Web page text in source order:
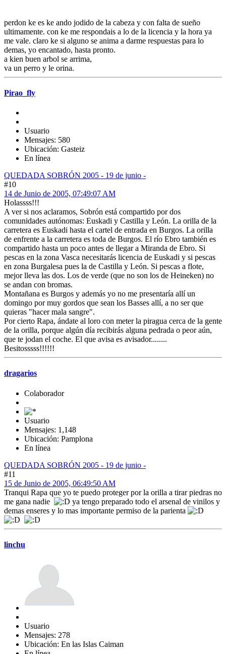
perdon ke es ke ando jodido de la cabeza y con falta de sueño
ultimamente. con ke me respondais a lo de la licencia y la hora ya
me vale. claro ke si alguno se anima a darme respuestas para lo
demas, yo encantado, hasta pronto.
a kien buen arbol se arrima,
va un perro y le orina.
Pirao_fly
Usuario
Mensajes: 580
Ubicación: Gasteiz
En línea
QUEDADA SOBRÓN 2005 - 19 de junio -
#10
14 de Junio de 2005, 07:49:07 AM
Holassss!!!
A ver si nos aclaramos, Sobrón está compartido por dos
comunidades autónomas: Euskadi y Castilla y León. La orilla de la
carretera es Euskadi hasta el cartel de entrada en Burgos. La orilla
de enfrente a la carretera es toda de Burgos. El río Ebro también es
compartido hasta un poco antes de llegar a Miranda de Ebro. Si
pescas en la zona Vasca necesitarás licencia de Euskadi y si pescas
en zona Burgalesa pues la de Castilla y León. Si pescas a flote,
mejor lleva las dos. Los de verde (que no son los de Heineken) no
se andan con bromas.
Montañana es Burgos y además yo no me presentaría allí un
domingo por muy gordos que sean los Basses allí, a no ser que
quieras "hacer mala sangre".
Por cierto Rapa, ándate al loro con meter la piragua cerca de la gente
de la orilla, porque algún día recibirás alguna pedrada o peor aún,
que te jodan el coche. El que avisa es avisador........
Besitosssss!!!!!!
dragarios
Colaborador
Usuario
Mensajes: 1,148
Ubicación: Pamplona
En línea
QUEDADA SOBRÓN 2005 - 19 de junio -
#11
15 de Junio de 2005, 06:49:50 AM
Tranqui Rapa que yo te puedo proteger por la orilla a tirar piedras no
me gana nadie
ya tengo preparado todo el arsenal de vinilos y
demas enseres y lo mas importante permiso de la parienta
linchu
Usuario
Mensajes: 278
Ubicación: En las Islas Caiman